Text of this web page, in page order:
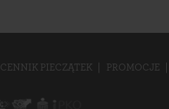
CENNIK PIECZĄTEK PROMOCJE